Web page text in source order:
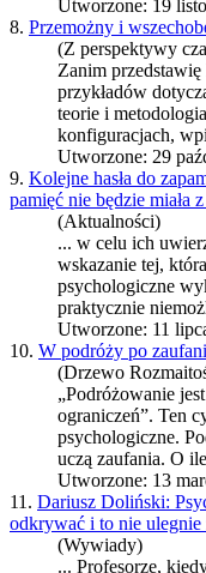
Utworzone: 19
8. Przemożny i
(Z perspektywy
Zanim
przykładów
teorie i
konfiguracjach,
Utworzone: 29
9. Kolejne hasła do
pamięć nie będzie miała
(Aktualności)
... w celu ich
wskazanie tej,
psychologiczne
praktycznie
Utworzone: 11
10. W podróży po
(Drzewo
„Podróżowanie
ograniczeń”. Ten
psychologiczne.
uczą zaufania. O
Utworzone: 13
11. Dariusz Doliński:
odkrywać i to nie ulegnie
(Wywiady)
... Profesorze,